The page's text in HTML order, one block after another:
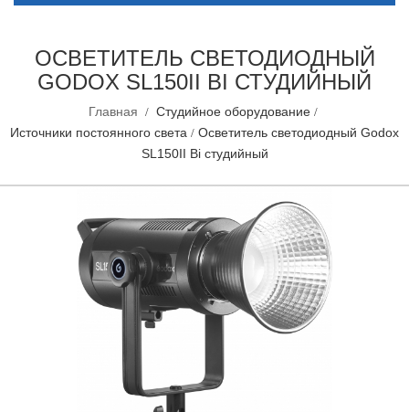
ОСВЕТИТЕЛЬ СВЕТОДИОДНЫЙ
GODOX SL150II BI СТУДИЙНЫЙ
Главная
Студийное оборудование
Источники постоянного света
Осветитель светодиодный Godox
SL150II Bi студийный